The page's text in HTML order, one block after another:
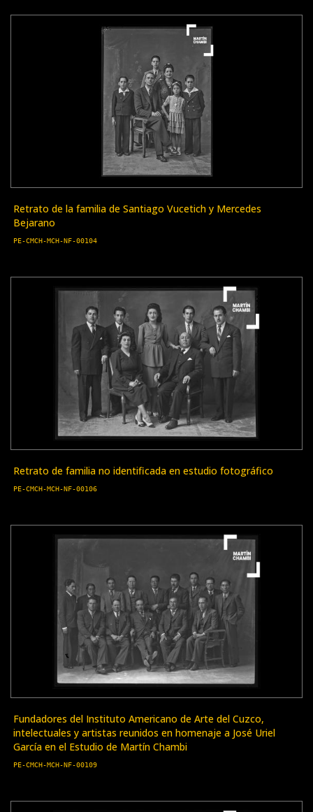
Retrato de la familia de Santiago Vucetich y Mercedes
Bejarano
PE-CMCH-MCH-NF-00104
Retrato de familia no identificada en estudio fotográfico
PE-CMCH-MCH-NF-00106
Fundadores del Instituto Americano de Arte del Cuzco,
intelectuales y artistas reunidos en homenaje a José Uriel
García en el Estudio de Martín Chambi
PE-CMCH-MCH-NF-00109